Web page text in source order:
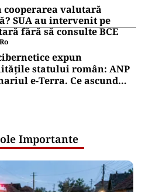
cooperarea valutară
SUA au intervenit pe
fără să consulte BCE
expun
statului român: ANP
e‑Terra. Ce ascund
Importante